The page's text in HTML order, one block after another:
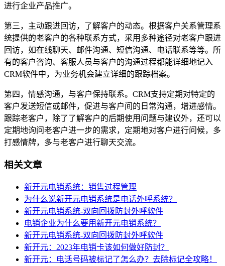
进行企业产品推广。
第三，主动跟进回访，了解客户的动态。根据客户关系管理系
统提供的老客户的各种联系方式，采用多种途径对老客户跟进
回访，如在线聊天、邮件沟通、短信沟通、电话联系等等。所
有的客户咨询、客服人员与客户的沟通过程都能详细地记入
CRM软件中，为业务机会建立详细的跟踪档案。
第四，情感沟通，与客户保持联系。CRM支持定期对特定的
客户发送短信或邮件，促进与客户间的日常沟通，增进感情。
跟踪老客户，除了了解客户的后期使用问题与建议外，还可以
定期地询问老客户进一步的需求，定期地对客户进行问候，多
打感情牌，多与老客户进行聊天交流。
相关文章
新开元电销系统：销售过程管理
为什么说新开元电销系统是电话外呼系统？
新开元电销系统-双向回拨防封外呼软件
电销企业为什么要用新开元电销系统？
新开元电销系统-双向回拨防封外呼软件
新开元：2023年电销卡该如何做好防封？
新开元：电话号码被标记了怎么办？去除标记全攻略！